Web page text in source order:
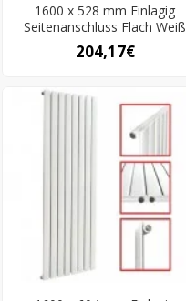
1600 x 528 mm Einlagig
Seitenanschluss Flach Weiß
204,17€